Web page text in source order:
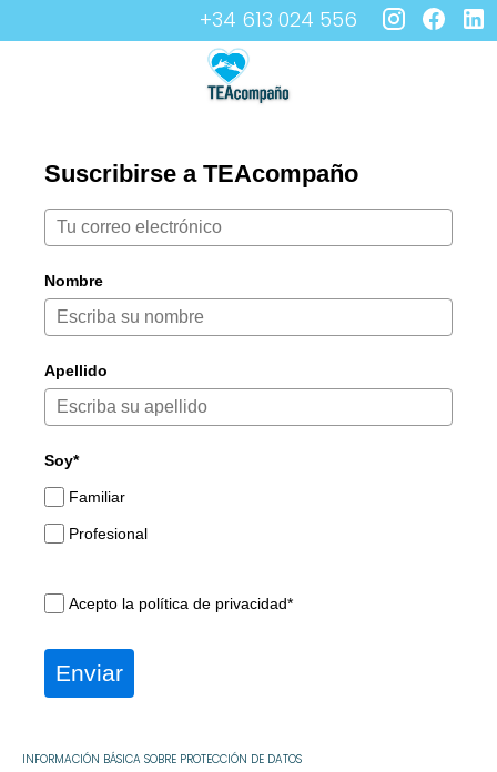
+34 613 024 556
Suscribirse a TEAcompaño
Nombre
Apellido
Soy*
Familiar
Profesional
Acepto la política de privacidad*
Enviar
INFORMACIÓN BÁSICA SOBRE PROTECCIÓN DE DATOS